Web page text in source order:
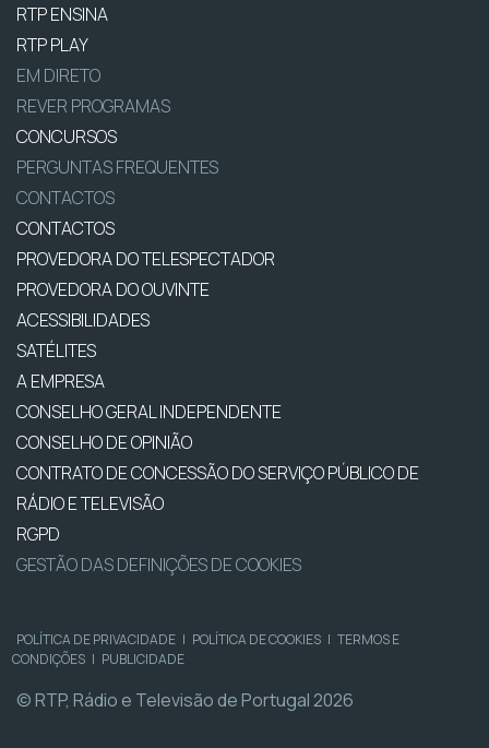
RTP ENSINA
RTP PLAY
EM DIRETO
REVER PROGRAMAS
CONCURSOS
PERGUNTAS FREQUENTES
CONTACTOS
CONTACTOS
PROVEDORA DO TELESPECTADOR
PROVEDORA DO OUVINTE
ACESSIBILIDADES
SATÉLITES
A EMPRESA
CONSELHO GERAL INDEPENDENTE
CONSELHO DE OPINIÃO
CONTRATO DE CONCESSÃO DO SERVIÇO PÚBLICO DE
RÁDIO E TELEVISÃO
RGPD
GESTÃO DAS DEFINIÇÕES DE COOKIES
POLÍTICA DE PRIVACIDADE | POLÍTICA DE COOKIES | TERMOS E
CONDIÇÕES | PUBLICIDADE
© RTP, Rádio e Televisão de Portugal 2026